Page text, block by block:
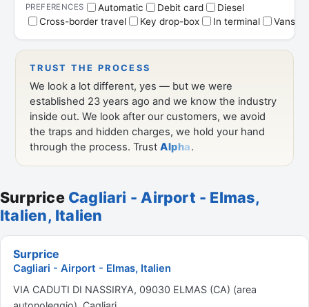
Surprice Cagliari - Airport - Elmas,
Italien, Italien
Surprice
Cagliari - Airport - Elmas, Italien
VIA CADUTI DI NASSIRYA, 09030 ELMAS (CA) (area